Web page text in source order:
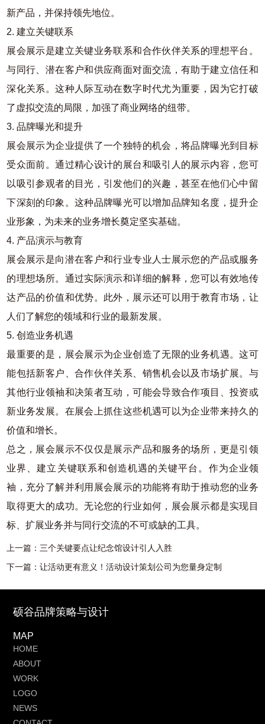
新产品，并保持领先地位。
2. 建立关键联系
展会展示是建立关键业务联系和合作伙伴关系的理想平台。
与同行、潜在客户和供应商面对面交流，有助于建立信任和
深化关系。这种人际互动在数字时代尤为重要，因为它打破
了虚拟交流的局限，加强了商业网络的纽带。
3. 品牌曝光和提升
展会展示为企业提供了一个独特的机会，将品牌曝光到目标
受众面前。通过精心设计的展台和吸引人的展示内容，您可
以吸引参观者的目光，引发他们的兴趣，甚至在他们心中留
下深刻的印象。这种品牌曝光可以增加品牌知名度，提升企
业形象，为未来的业务增长奠定坚实基础。
4. 产品演示与教育
展会展示是向潜在客户和行业专业人士展示您的产品或服务
的理想场所。通过实际演示和详细的解释，您可以有效地传
达产品的价值和优势。此外，展示还可以用于教育市场，让
人们了解您的领域和行业的最新发展。
5. 创造业务机遇
最重要的是，展会展示为企业创造了无限的业务机遇。这可
能包括新客户、合作伙伴关系、销售机会以及市场扩展。与
其他行业领袖和决策者互动，可能会导致合作项目、投资或
新业务发展。在展会上抓住这些机遇可以为企业带来持久的
价值和增长。
总之，展会展示不仅仅是展示产品和服务的场所，更是引领
业界、建立关键联系和创造机遇的关键平台。作为企业领
袖，充分了解并利用展会展示的功能将有助于推动您的业务
取得更大的成功。无论您的行业如何，展会展示都是实现目
标、扩展业务并与同行交流的不可或缺的工具。
上一篇：三个关键要点让纪念馆设计引人入胜
下一篇：让活动更有意义！活动设计策划公司为您量身定制
硕谷品牌策略与设计
MAP
HOME
ABOUT
WORK
LOGO
NEWS